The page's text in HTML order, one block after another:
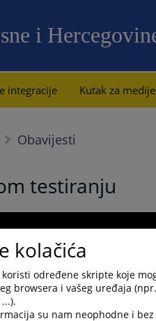
i
integracije Kutak za medije
Obavijesti
testiranju
kolačića
koristi određene skripte koje
browsera i vašeg uređaja
su nam neophodne i